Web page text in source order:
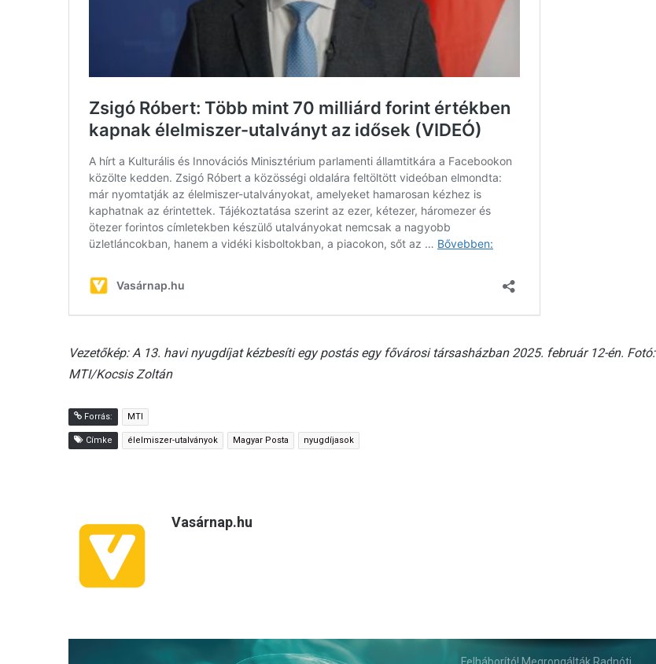
Vezetőkép: A 13. havi nyugdíjat kézbesíti egy postás egy fővárosi társasházban 2025. február 12-én. Fotó:
MTI/Kocsis Zoltán
Forrás: MTI
Címke élelmiszer-utalványok Magyar Posta nyugdíjasok
Vasárnap.hu